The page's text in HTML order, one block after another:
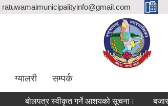
ratuwamaimunicipalityinfo@gmail.com
ग्यालरी सम्पर्क
बोलपत्र स्वीकृत गर्ने आशयको सूचना। बजार